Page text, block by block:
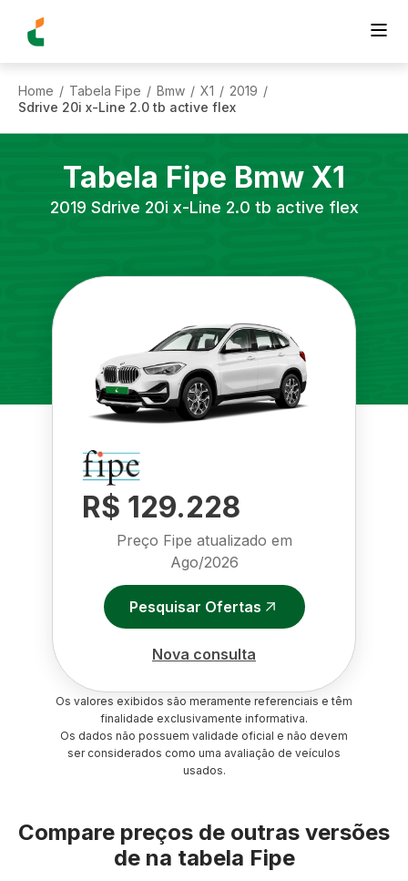
Home / Tabela Fipe / Bmw / X1 / 2019 /
Sdrive 20i x-Line 2.0 tb active flex
Tabela Fipe Bmw X1
2019 Sdrive 20i x-Line 2.0 tb active flex
R$ 129.228
Preço Fipe atualizado em
Ago/2026
Pesquisar Ofertas
Nova consulta
Os valores exibidos são meramente referenciais e têm
finalidade exclusivamente informativa.
Os dados não possuem validade oficial e não devem
ser considerados como uma avaliação de veículos
usados.
Compare preços de outras versões
de na tabela Fipe